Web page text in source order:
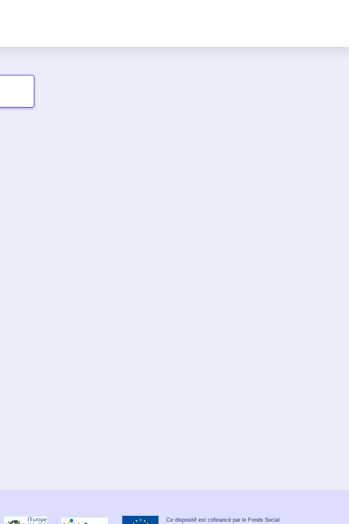
Ce dispositif est cofinancé par le Fonds Social